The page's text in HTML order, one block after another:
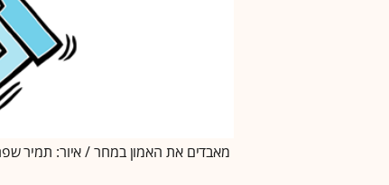
מאבדים את האמון במחר / איור: תמיר